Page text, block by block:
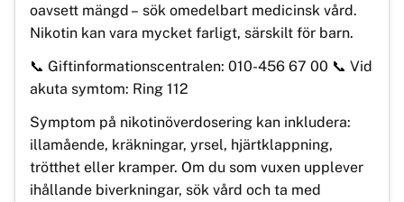
oavsett mängd – sök omedelbart medicinsk vård.
Nikotin kan vara mycket farligt, särskilt för barn.
📞 Giftinformationscentralen: 010-456 67 00 📞 Vid
akuta symtom: Ring 112
Symptom på nikotinöverdosering kan inkludera:
illamående, kräkningar, yrsel, hjärtklappning,
trötthet eller kramper. Om du som vuxen upplever
ihållande biverkningar, sök vård och ta med